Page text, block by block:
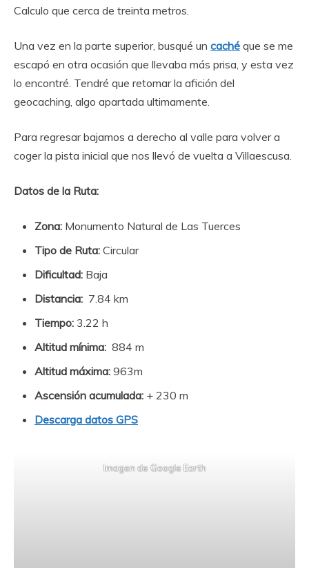
Calculo que cerca de treinta metros.
Una vez en la parte superior, busqué un caché que se me
escapó en otra ocasión que llevaba más prisa, y esta vez
lo encontré. Tendré que retomar la afición del
geocaching, algo apartada ultimamente.
Para regresar bajamos a derecho al valle para volver a
coger la pista inicial que nos llevó de vuelta a Villaescusa.
Datos de la Ruta:
Zona: Monumento Natural de Las Tuerces
Tipo de Ruta: Circular
Dificultad: Baja
Distancia: 7.84 km
Tiempo: 3.22 h
Altitud mínima: 884 m
Altitud máxima: 963m
Ascensión acumulada: + 230 m
Descarga datos GPS
Imagen de Google Earth